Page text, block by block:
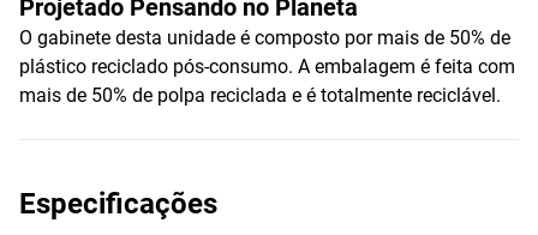
Projetado Pensando no Planeta
O gabinete desta unidade é composto por mais de 50% de
plástico reciclado pós-consumo. A embalagem é feita com
mais de 50% de polpa reciclada e é totalmente reciclável.
Especificações